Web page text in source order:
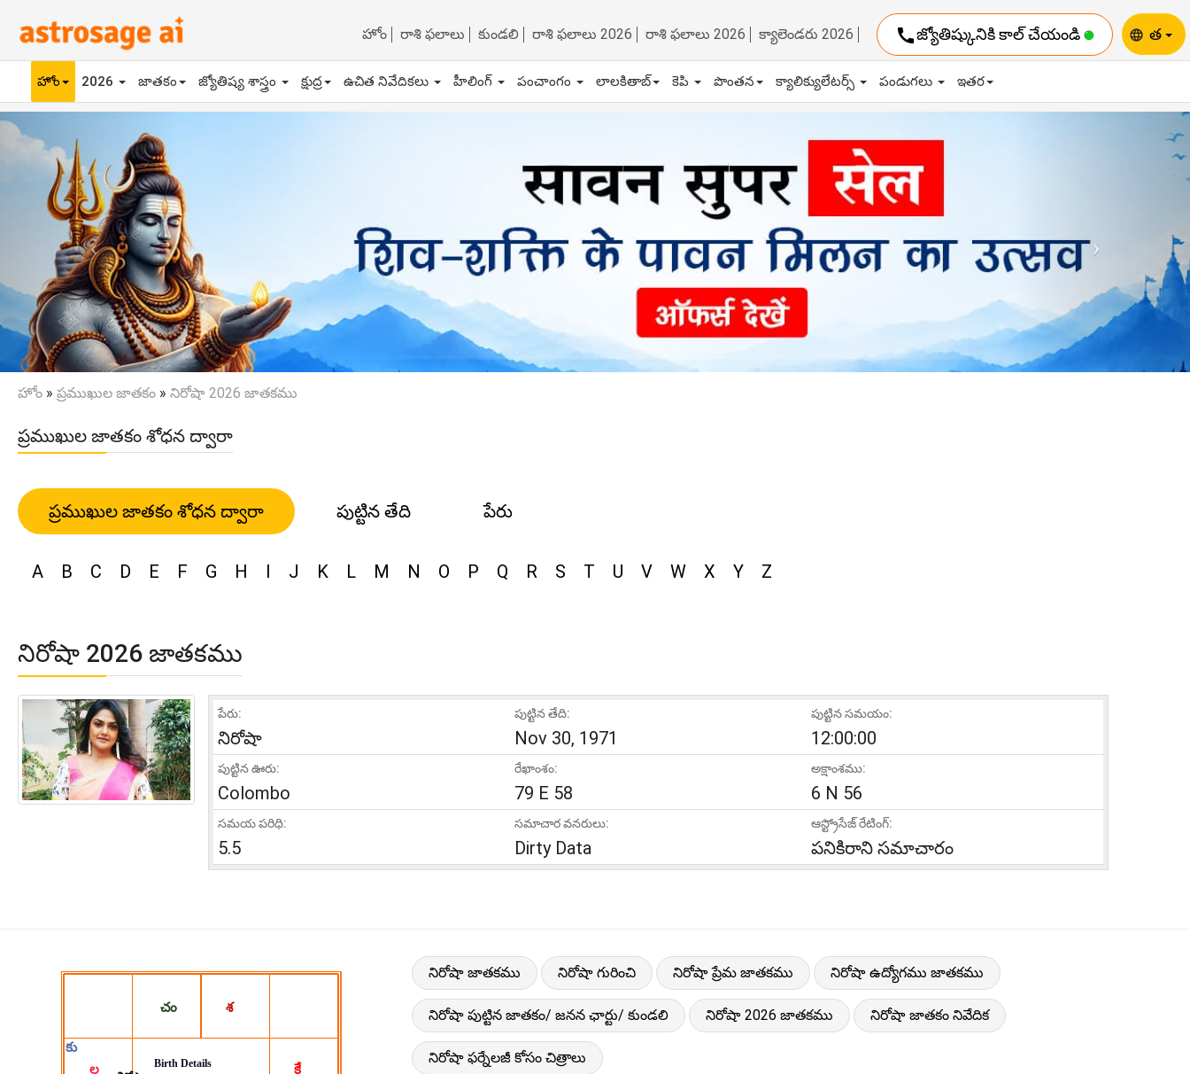
హోం రాశి ఫలాలు కుండలి రాశి ఫలాలు 2026 రాశి ఫలాలు 2026 క్యాలెండరు 2026 callజ్యోతిష్కునికి కాల్ చేయండి language త
హోం 2026 జాతకం జ్యోతిష్య శాస్త్రం క్షుద్ర ఉచిత నివేదికలు హీలింగ్ పంచాంగం లాలకితాబ్ కెపి పొంతన క్యాలిక్యులేటర్స్ పండుగలు ఇతర
Previous
హోం » ప్రముఖుల జాతకం » నిరోషా 2026 జాతకము
ప్రముఖుల జాతకం శోధన ద్వారా
ప్రముఖుల జాతకం శోధన ద్వారా పుట్టిన తేది పేరు
A B C D E F G H I J K L M N O P Q R S T U V W X Y Z
నిరోషా 2026 జాతకము
పేరు:
నిరోషా
పుట్టిన తేది:
Nov 30, 1971
పుట్టిన సమయం:
12:00:00
పుట్టిన ఊరు:
Colombo
రేఖాంశం:
79 E 58
అక్షాంశము:
6 N 56
సమయ పరిధి:
5.5
సమాచార వనరులు:
Dirty Data
ఆస్ట్రోసేజ్ రేటింగ్:
పనికిరాని సమాచారం
నిరోషా జాతకము నిరోషా గురించి నిరోషా ప్రేమ జాతకము నిరోషా ఉద్యోగము జాతకము
నిరోషా పుట్టిన జాతకం/ జనన ఛార్టు/ కుండలి నిరోషా 2026 జాతకము నిరోషా జాతకం నివేదిక
నిరోషా ఫర్నేలజీ కోసం చిత్రాలు